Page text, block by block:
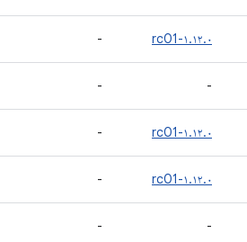
۱.۱۲.۰-rc01 -
-
-
۱.۱۲.۰-rc01 -
۱.۱۲.۰-rc01 -
-
-